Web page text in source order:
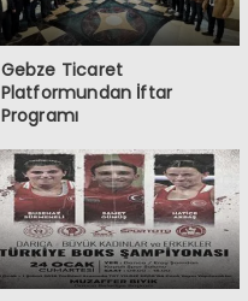
Gebze Ticaret
Platformundan İftar
Programı